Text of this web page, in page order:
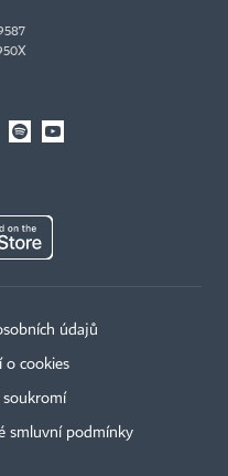
údajů
o cookies
soukromí
smluvní podmínky